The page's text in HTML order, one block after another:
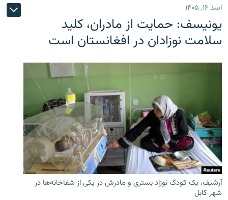
اسد ۱۶, ۱۴۰۵
یونیسف: حمایت از مادران، کلید
سلامت نوزادان در افغانستان است
آرشیف، یک کودک نوزاد بستری و مادرش در یکی از شفاخانه‌ها در
شهر کابل